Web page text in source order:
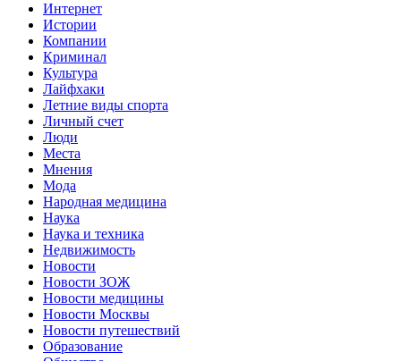
Интернет
Истории
Компании
Криминал
Культура
Лайфхаки
Летние виды спорта
Личный счет
Люди
Места
Мнения
Мода
Народная медицина
Наука
Наука и техника
Недвижимость
Новости
Новости ЗОЖ
Новости медицины
Новости Москвы
Новости путешествий
Образование